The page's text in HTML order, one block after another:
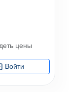
цены
Войти